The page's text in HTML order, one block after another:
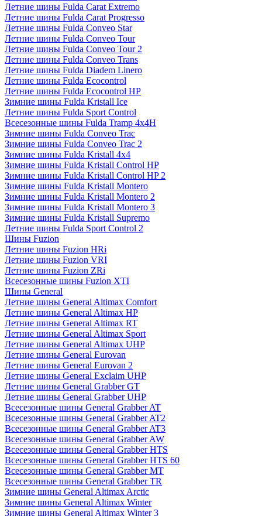
Летние шины Fulda Carat Extremo
Летние шины Fulda Carat Progresso
Летние шины Fulda Conveo Star
Летние шины Fulda Conveo Tour
Летние шины Fulda Conveo Tour 2
Летние шины Fulda Conveo Trans
Летние шины Fulda Diadem Linero
Летние шины Fulda Ecocontrol
Летние шины Fulda Ecocontrol HP
Зимние шины Fulda Kristall Ice
Летние шины Fulda Sport Control
Всесезонные шины Fulda Tramp 4x4H
Зимние шины Fulda Conveo Trac
Зимние шины Fulda Conveo Trac 2
Зимние шины Fulda Kristall 4x4
Зимние шины Fulda Kristall Control HP
Зимние шины Fulda Kristall Control HP 2
Зимние шины Fulda Kristall Montero
Зимние шины Fulda Kristall Montero 2
Зимние шины Fulda Kristall Montero 3
Зимние шины Fulda Kristall Supremo
Летние шины Fulda Sport Control 2
Шины Fuzion
Летние шины Fuzion HRi
Летние шины Fuzion VRI
Летние шины Fuzion ZRi
Всесезонные шины Fuzion XTI
Шины General
Летние шины General Altimax Comfort
Летние шины General Altimax HP
Летние шины General Altimax RT
Летние шины General Altimax Sport
Летние шины General Altimax UHP
Летние шины General Eurovan
Летние шины General Eurovan 2
Летние шины General Exclaim UHP
Летние шины General Grabber GT
Летние шины General Grabber UHP
Всесезонные шины General Grabber AT
Всесезонные шины General Grabber AT2
Всесезонные шины General Grabber AT3
Всесезонные шины General Grabber AW
Всесезонные шины General Grabber HTS
Всесезонные шины General Grabber HTS 60
Всесезонные шины General Grabber MT
Всесезонные шины General Grabber TR
Зимние шины General Altimax Arctic
Зимние шины General Altimax Winter
Зимние шины General Altimax Winter 3